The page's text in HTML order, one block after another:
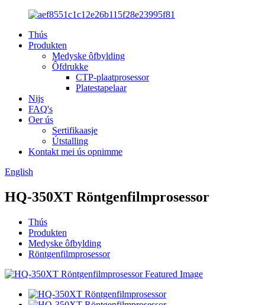
Thús
Produkten
Medyske ôfbylding
Ôfdrukke
CTP-plaatprosessor
Platestapelaar
Nijs
FAQ's
Oer ús
Sertifikaasje
Útstalling
Kontakt mei ús opnimme
English
HQ-350XT Röntgenfilmprosessor
Thús
Produkten
Medyske ôfbylding
Röntgenfilmprosessor